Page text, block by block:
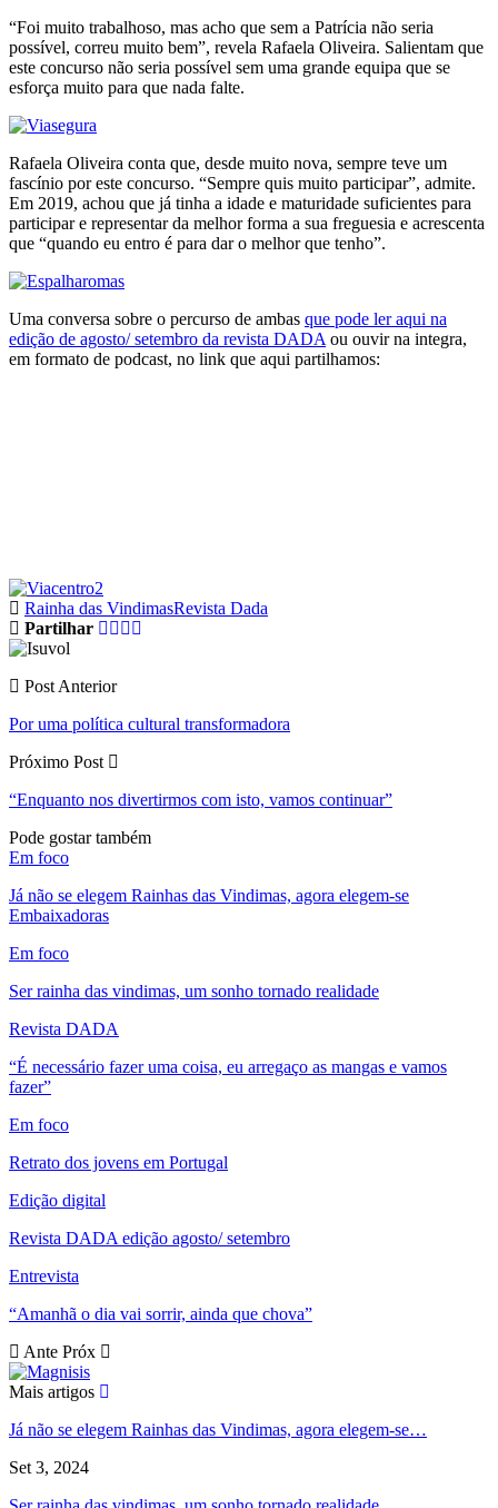
“Foi muito trabalhoso, mas acho que sem a Patrícia não seria
possível, correu muito bem”, revela Rafaela Oliveira. Salientam que
este concurso não seria possível sem uma grande equipa que se
esforça muito para que nada falte.
Rafaela Oliveira conta que, desde muito nova, sempre teve um
fascínio por este concurso. “Sempre quis muito participar”, admite.
Em 2019, achou que já tinha a idade e maturidade suficientes para
participar e representar da melhor forma a sua freguesia e acrescenta
que “quando eu entro é para dar o melhor que tenho”.
Uma conversa sobre o percurso de ambas que pode ler aqui na
edição de agosto/ setembro da revista DADA ou ouvir na integra,
em formato de podcast, no link que aqui partilhamos:
Rainha das VindimasRevista Dada
Partilhar
Post Anterior
Por uma política cultural transformadora
Próximo Post
“Enquanto nos divertirmos com isto, vamos continuar”
Pode gostar também
Em foco
Já não se elegem Rainhas das Vindimas, agora elegem-se
Embaixadoras
Em foco
Ser rainha das vindimas, um sonho tornado realidade
Revista DADA
“É necessário fazer uma coisa, eu arregaço as mangas e vamos
fazer”
Em foco
Retrato dos jovens em Portugal
Edição digital
Revista DADA edição agosto/ setembro
Entrevista
“Amanhã o dia vai sorrir, ainda que chova”
Ante Próx
Mais artigos
Já não se elegem Rainhas das Vindimas, agora elegem-se…
Set 3, 2024